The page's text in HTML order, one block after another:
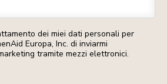
dei miei dati personali per
Europa, Inc. di inviarmi
tramite mezzi elettronici.